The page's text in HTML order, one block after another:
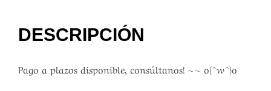
DESCRIPCIÓN
Pago a plazos disponible, consúltanos! ~~ o(^w^)o